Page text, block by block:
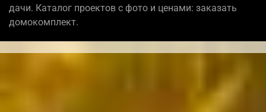
дачи. Каталог проектов с фото и ценами: заказать
домокомплект.